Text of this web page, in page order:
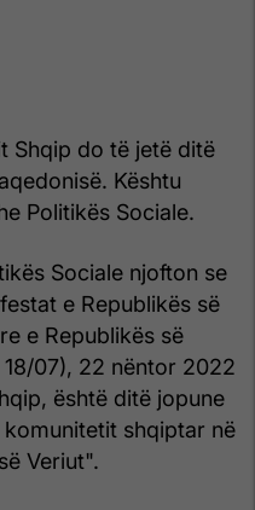
Shqip do të jetë ditë
Kështu
Politikës Sociale.
Sociale njofton se
e Republikës së
e Republikës së
07), 22 nëntor 2022
është ditë jopune
shqiptar në
Veriut".